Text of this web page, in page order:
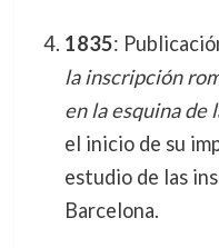
1835:
la inscripción
en la esquina de
el inicio de su
estudio de las
Barcelona.